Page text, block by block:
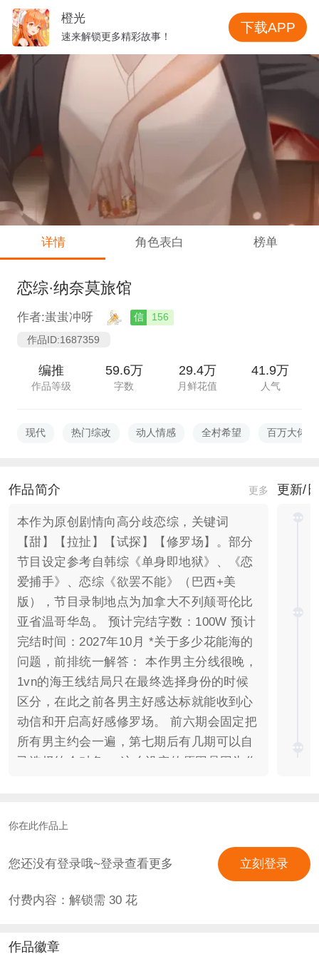
详情 角色表白 榜单
恋综·纳奈莫旅馆
作者:蚩蚩冲呀 信
156
作品ID:1687359
编推
作品等级
59.6万
字数
29.4万
月鲜花值
41.9万
人气
现代 热门综改 动人情感 全村希望 百万大佬
作品简介 更多
本作为原创剧情向高分歧恋综，关键词
【甜】【拉扯】【试探】【修罗场】。部分
节目设定参考自韩综《单身即地狱》、《恋
爱捕手》、恋综《欲罢不能》（巴西+美
版），节目录制地点为加拿大不列颠哥伦比
亚省温哥华岛。 预计完结字数：100W 预计
完结时间：2027年10月 *关于多少花能海的
问题，前排统一解答： 本作男主分线很晚，
1vn的海王线结局只在最终选择身份的时候
区分，在此之前各男主好感达标就能收到心
动信和开启高好感修罗场。 前六期会固定把
所有男主约会一遍，第七期后有几期可以自
己选择约会对象。 这么设定的原因是因为作
给大家做六个选择。如果每期都六个男主约
（比如某段约会剧情埋下的伏笔因为没有选
择这段约会而无法在后续触发）；二是单独
喜爱某个男主的读者，可能要等6次更新
次。 约会顺序、人物关系都已完纲，按照剧
更新/
你在此作品上
您还没有登录哦~登录查看更多 立刻登录
付费内容：解锁需 30花
作品徽章
橙光
速来解锁更多精彩故事！
下载APP